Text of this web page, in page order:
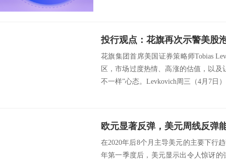
花旗集团首席美国证券策略师Tobias
区，市场过度热情、高涨的估值，以
不一样”心态。Levkovich周三（4月7日
欧元显著反弹，美元周线反弹
在2020年后8个月主导美元的主要下行
年第一季度后，美元显示出令人惊讶